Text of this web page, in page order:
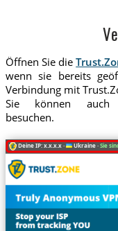
Öffnen Sie die
wenn sie bereits
Verbindung mit
Sie können
besuchen.
Deine IP: x.x.x.x · Ukraine ·Sie